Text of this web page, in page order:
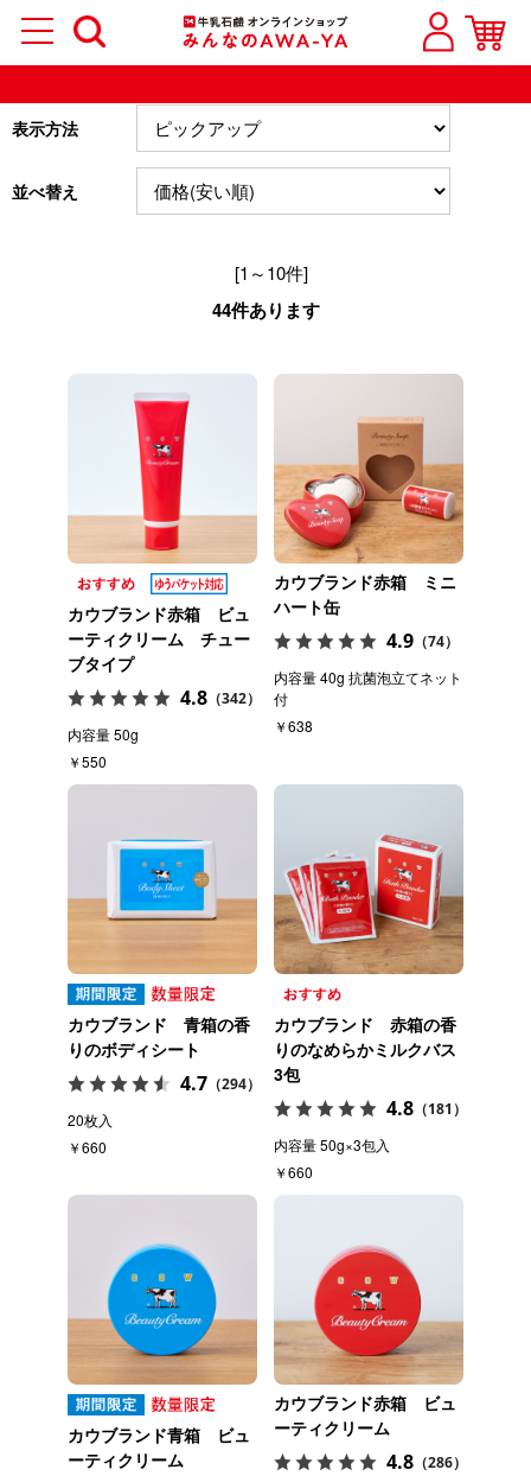
表示方法
並べ替え
[1～10件]
44件あります
カウブランド赤箱 ビュ
ーティクリーム チュー
ブタイプ
4.8 （342）
内容量 50g
￥550
カウブランド赤箱 ミニ
ハート缶
4.9 （74）
内容量 40g 抗菌泡立てネット
付
￥638
カウブランド 青箱の香
りのボディシート
4.7 （294）
20枚入
￥660
カウブランド 赤箱の香
りのなめらかミルクバス
3包
4.8 （181）
内容量 50g×3包入
￥660
カウブランド青箱 ビュ
ーティクリーム
カウブランド赤箱 ビュ
ーティクリーム
4.8 （286）